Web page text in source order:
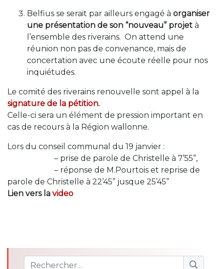
Belfius se serait par ailleurs engagé à organiser
une présentation de son “nouveau” projet à
l’ensemble des riverains. On attend une
réunion non pas de convenance, mais de
concertation avec une écoute réelle pour nos
inquiétudes.
Le comité des riverains renouvelle sont appel à la
signature de la pétition.
Celle-ci sera un élément de pression important en
cas de recours à la Région wallonne.
Lors du conseil communal du 19 janvier :
– prise de parole de Christelle à 7’55”,
– réponse de M.Pourtois et reprise de
parole de Christelle à 22’45” jusque 25’45”
Lien vers la video